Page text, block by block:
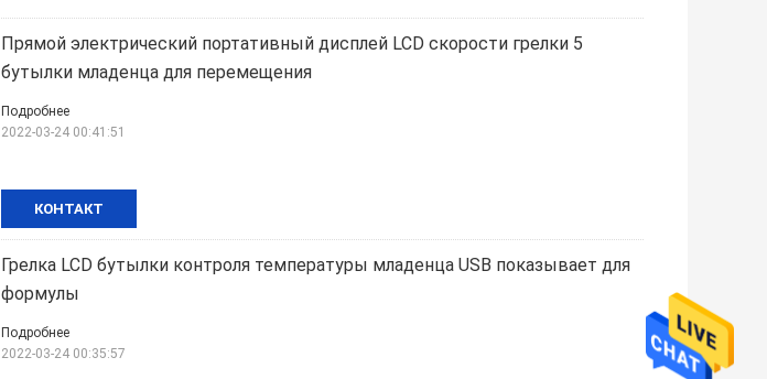
Прямой электрический портативный дисплей LCD скорости грелки 5
бутылки младенца для перемещения
КОНТАКТ
Подробнее
2022-03-24 00:41:51
Грелка LCD бутылки контроля температуры младенца USB показывает для
формулы
Подробнее
2022-03-24 00:35:57